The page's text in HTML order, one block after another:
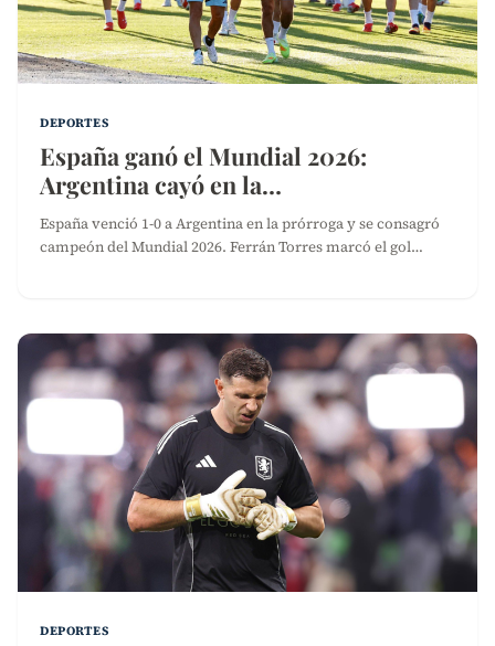
DEPORTES
España ganó el Mundial 2026:
Argentina cayó en la…
España venció 1-0 a Argentina en la prórroga y se consagró
campeón del Mundial 2026. Ferrán Torres marcó el gol…
DEPORTES